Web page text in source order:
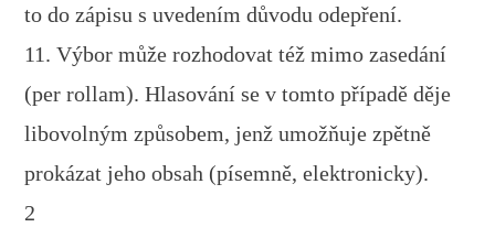
to do zápisu s uvedením důvodu odepření.
11. Výbor může rozhodovat též mimo zasedání
(per rollam). Hlasování se v tomto případě děje
libovolným způsobem, jenž umožňuje zpětně
prokázat jeho obsah (písemně, elektronicky).
2